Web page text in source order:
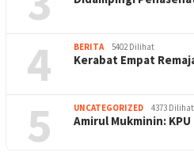
4 BERITA 5402 Dilihat
Kerabat Empat
5 UNCATEGORIZED 4373 Dilihat
Amirul Mukminin: